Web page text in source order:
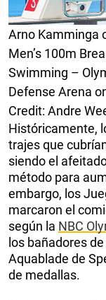
Arno Kamminga
Men’s 100m
Swimming –
Defense Arena
Credit: Andre
Históricamente,
trajes que
siendo el
método para
embargo, los
marcaron el
según la NBC
los bañadores
Aquablade de
de medallas.